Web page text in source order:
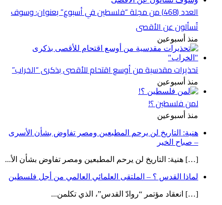
العدد (468) من مجلة “فلسطين في أسبوع” بعنوان: وسوف
تُسألون عن الأقصى
منذ أسبوعين
تحذيرات مقدسية من أوسع اقتحام للأقصى بذكرى “الخراب”
منذ أسبوعين
لمن فلسطين ؟!
منذ أسبوعين
هنية: التاريخ لن يرحم المطبعين ومصر تفاوض بشأن الأسرى
– صباح الخير
[…] هنية: التاريخ لن يرحم المطبعين ومصر تفاوض بشأن الأ...
لماذا القدس ؟ – الملتقى العلمائي العالمي من أجل فلسطين
[…] انعقاد مؤتمر “روادّ القدس”، الذي تكلمن...